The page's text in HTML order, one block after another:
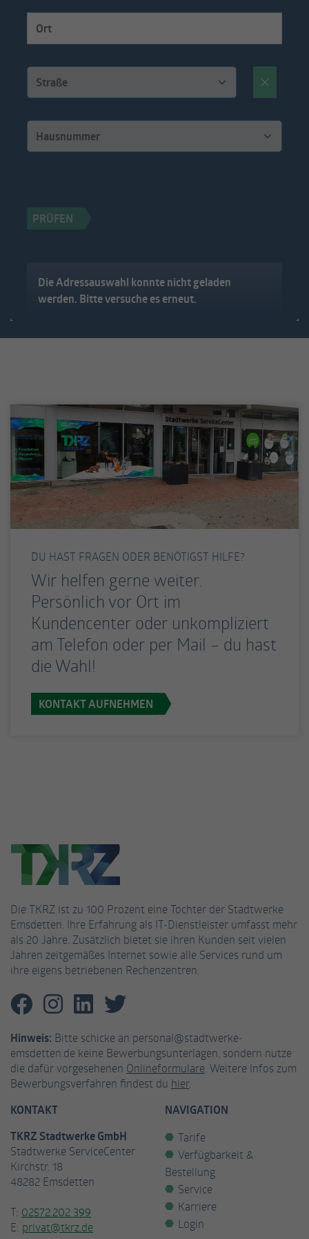
DU HAST FRAGEN ODER BENÖTIGST HILFE?
Wir helfen gerne weiter.
Persönlich vor Ort im
Kundencenter oder unkompliziert
am Telefon oder per Mail – du hast
die Wahl!
KONTAKT AUFNEHMEN
Die TKRZ ist zu 100 Prozent eine Tochter der Stadtwerke
Emsdetten. Ihre Erfahrung als IT-Dienstleister umfasst mehr
als 20 Jahre. Zusätzlich bietet sie ihren Kunden seit vielen
Jahren zeitgemäßes Internet sowie alle Services rund um
ihre eigens betriebenen Rechenzentren.
Hinweis: Bitte schicke an personal@stadtwerke-
emsdetten.de keine Bewerbungsunterlagen, sondern nutze
die dafür vorgesehenen Onlineformulare . Weitere Infos zum
Bewerbungsverfahren findest du hier.
KONTAKT
TKRZ Stadtwerke GmbH
Stadtwerke ServiceCenter
Kirchstr. 18
48282 Emsdetten
T: 02572.202 399
E: privat@tkrz.de
NAVIGATION
Tarife
Verfügbarkeit &
Bestellung
Service
Karriere
Login
Anbieter
Zweck
Cookie von Facebook, das für Website-
Analysen, Ad-Targeting und
Laufzeit
Echtzeitgebote von Drittanbietern
anzubieten.